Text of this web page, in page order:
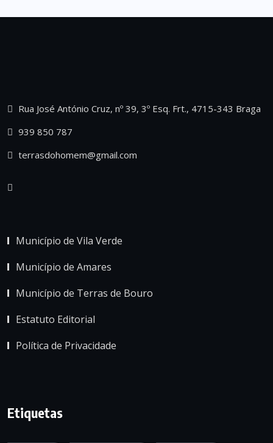
Rua José António Cruz, nº 39, 3º Esq. Frt., 4715-343 Braga
939 850 787
terrasdohomem@gmail.com
Município de Vila Verde
Município de Amares
Município de Terras de Bouro
Estatuto Editorial
Política de Privacidade
Etiquetas